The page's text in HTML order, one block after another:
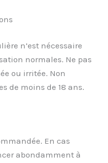
n’est nécessaire
normales. Ne pas
ou irritée. Non
de moins de 18 ans.
En cas
abondamment à